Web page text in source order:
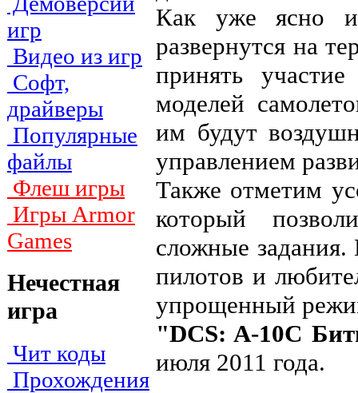
игр
Видео из игр
Софт,
драйверы
Популярные
файлы
Флеш игры
Игры Armor
Games
Нечестная
игра
Чит коды
Прохождения
Как уже ясно
развернутся на
принять
моделей
им будут
управлением
Также отметим
который
сложные
пилотов и
упрощенный
"DCS: A-10C
июля 2011 года.